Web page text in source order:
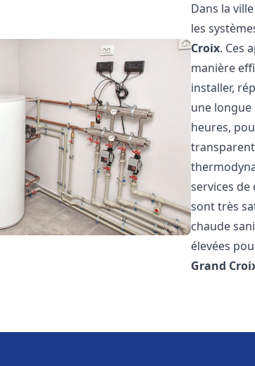
Dans la
les
Croix. Ces
manière
installer,
une
heures,
services de
sont très
chaude
élevées
Grand